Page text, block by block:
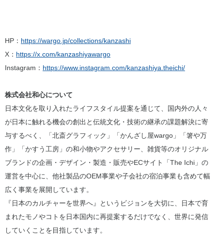
HP： https://wargo.jp/collections/kanzashi
X： https://x.com/kanzashiyawargo
Instagram： https://www.instagram.com/kanzashiya.theichi/
株式会社和心について
日本文化を取り入れたライフスタイル提案を通じて、国内外の人々
が日本に触れる機会の創出と伝統文化・技術の継承の課題解決に寄
与するべく、「北斎グラフィック」「かんざし屋wargo」「箸や万
作」「かすう工房」の和小物やアクセサリー、雑貨等のオリジナル
ブランドの企画・デザイン・製造・販売やECサイト「The Ichi」の
運営を中心に、他社製品のOEM事業や子会社の宿泊事業も含めて幅
広く事業を展開しています。
『日本のカルチャーを世界へ』というビジョンを大切に、日本で育
まれたモノやコトを日本国内に再提案するだけでなく、世界に発信
していくことを目指しています。